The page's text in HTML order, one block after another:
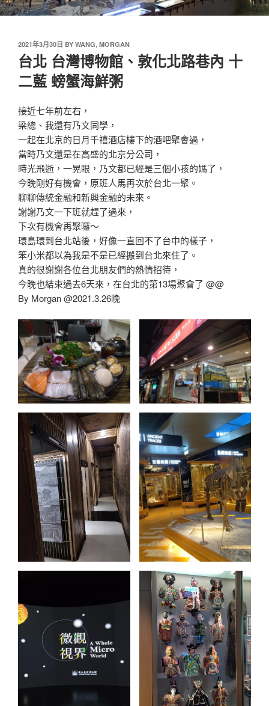
2021年3月30日 BY WANG, MORGAN
台北 台灣博物館、敦化北路巷內 十
二藍 螃蟹海鮮粥
接近七年前左右，
梁總、我還有乃文同學，
一起在北京的日月千禧酒店樓下的酒吧聚會過，
當時乃文還是在高盛的北京分公司，
時光飛逝，一晃眼，乃文都已經是三個小孩的媽了，
今晚剛好有機會，原班人馬再次於台北一聚。
聊聊傳統金融和新興金融的未來。
謝謝乃文一下班就趕了過來，
下次有機會再聚囉～
環島環到台北站後，好像一直回不了台中的樣子，
笨小米都以為我是不是已經搬到台北來住了。
真的很謝謝各位台北朋友們的熱情招待，
今晚也結束過去6天來，在台北的第13場聚會了 @@
By Morgan @2021.3.26晚